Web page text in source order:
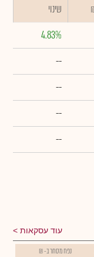
שינוי
4.83%
--
--
--
--
עוד עסקאות
נפח מסחר ב- ₪